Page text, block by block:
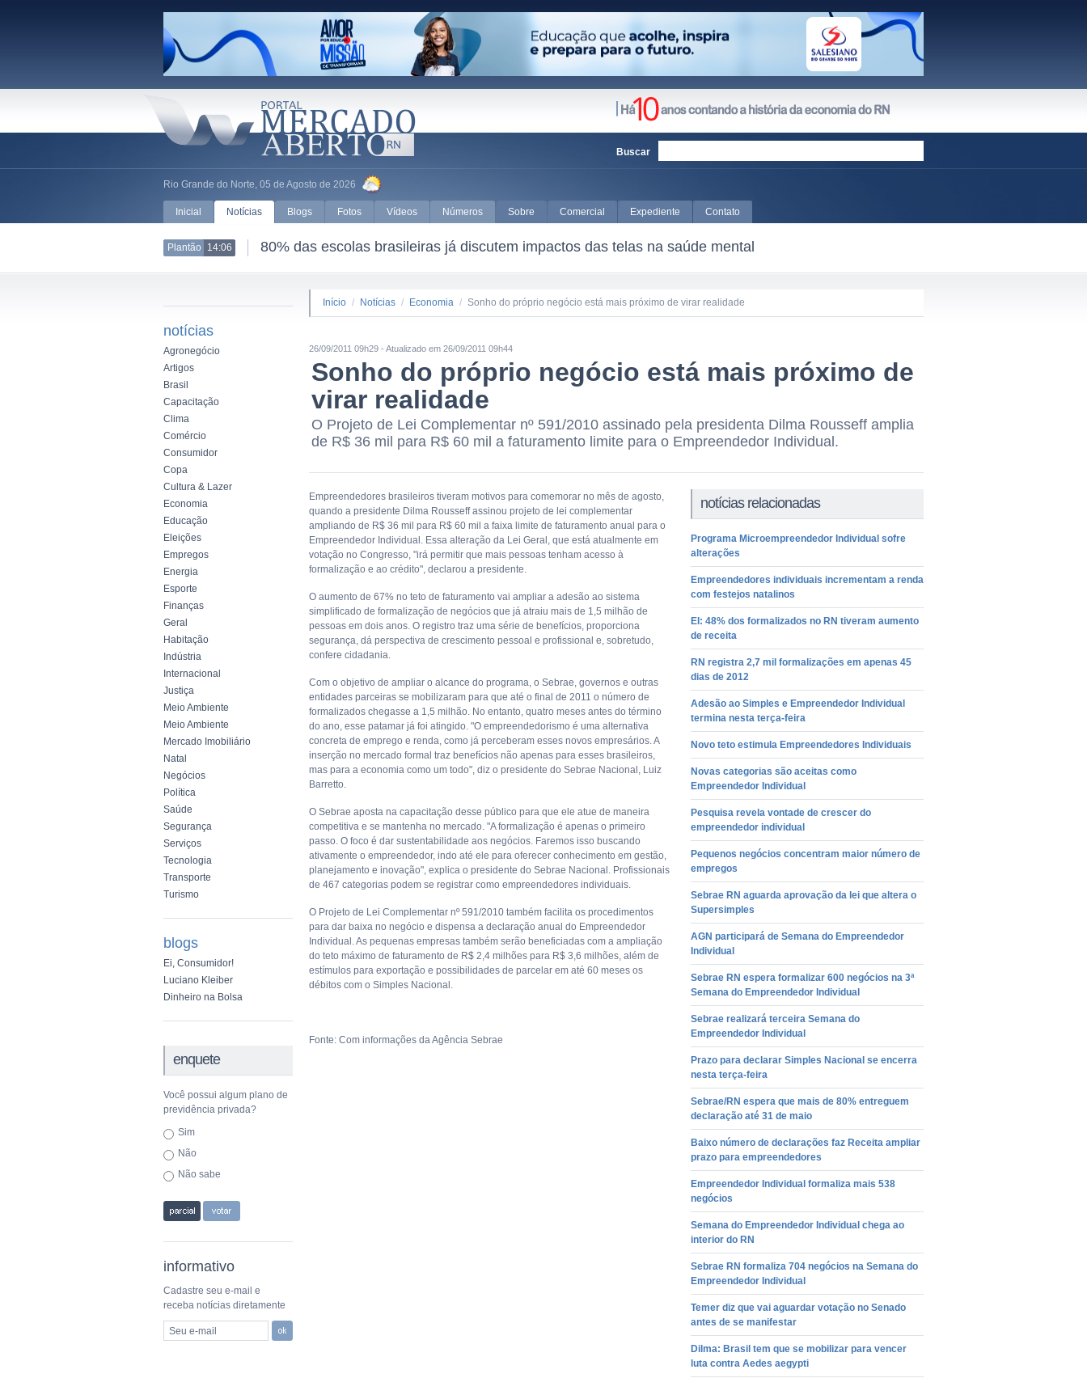
Rio Grande do Norte, 05 de Agosto de 2026
Buscar
Inicial Notícias Blogs Fotos Vídeos Números Sobre Comercial Expediente Contato
Plantão 14:06 80% das escolas brasileiras já discutem impactos das telas na saúde mental
notícias
Agronegócio
Artigos
Brasil
Capacitação
Clima
Comércio
Consumidor
Copa
Cultura & Lazer
Economia
Educação
Eleições
Empregos
Energia
Esporte
Finanças
Geral
Habitação
Indústria
Internacional
Justiça
Meio Ambiente
Meio Ambiente
Mercado Imobiliário
Natal
Negócios
Política
Saúde
Segurança
Serviços
Tecnologia
Transporte
Turismo
blogs
Ei, Consumidor!
Luciano Kleiber
Dinheiro na Bolsa
enquete
Você possui algum plano de
previdência privada?
Sim
Não
Não sabe
informativo
Cadastre seu e-mail e
receba notícias diretamente
Seu e-mail
Início / Notícias / Economia / Sonho do próprio negócio está mais próximo de virar realidade
26/09/2011 09h29 - Atualizado em 26/09/2011 09h44
Sonho do próprio negócio está mais próximo de
virar realidade
O Projeto de Lei Complementar nº 591/2010 assinado pela presidenta Dilma Rousseff amplia
de R$ 36 mil para R$ 60 mil a faturamento limite para o Empreendedor Individual.
notícias relacionadas
Programa Microempreendedor Individual sofre
alterações
Empreendedores individuais incrementam a renda
com festejos natalinos
EI: 48% dos formalizados no RN tiveram aumento
de receita
RN registra 2,7 mil formalizações em apenas 45
dias de 2012
Adesão ao Simples e Empreendedor Individual
termina nesta terça-feira
Novo teto estimula Empreendedores Individuais
Novas categorias são aceitas como
Empreendedor Individual
Pesquisa revela vontade de crescer do
empreendedor individual
Pequenos negócios concentram maior número de
empregos
Sebrae RN aguarda aprovação da lei que altera o
Supersimples
AGN participará de Semana do Empreendedor
Individual
Sebrae RN espera formalizar 600 negócios na 3ª
Semana do Empreendedor Individual
Sebrae realizará terceira Semana do
Empreendedor Individual
Prazo para declarar Simples Nacional se encerra
nesta terça-feira
Sebrae/RN espera que mais de 80% entreguem
declaração até 31 de maio
Baixo número de declarações faz Receita ampliar
prazo para empreendedores
Empreendedor Individual formaliza mais 538
negócios
Semana do Empreendedor Individual chega ao
interior do RN
Sebrae RN formaliza 704 negócios na Semana do
Empreendedor Individual
Temer diz que vai aguardar votação no Senado
antes de se manifestar
Dilma: Brasil tem que se mobilizar para vencer
luta contra Aedes aegypti
Empreendedores brasileiros tiveram motivos para comemorar no mês de agosto,
quando a presidente Dilma Rousseff assinou projeto de lei complementar
ampliando de R$ 36 mil para R$ 60 mil a faixa limite de faturamento anual para o
Empreendedor Individual. Essa alteração da Lei Geral, que está atualmente em
votação no Congresso, "irá permitir que mais pessoas tenham acesso à
formalização e ao crédito", declarou a presidente.
O aumento de 67% no teto de faturamento vai ampliar a adesão ao sistema
simplificado de formalização de negócios que já atraiu mais de 1,5 milhão de
pessoas em dois anos. O registro traz uma série de benefícios, proporciona
segurança, dá perspectiva de crescimento pessoal e profissional e, sobretudo,
confere cidadania.
Com o objetivo de ampliar o alcance do programa, o Sebrae, governos e outras
entidades parceiras se mobilizaram para que até o final de 2011 o número de
formalizados chegasse a 1,5 milhão. No entanto, quatro meses antes do término
do ano, esse patamar já foi atingido. "O empreendedorismo é uma alternativa
concreta de emprego e renda, como já perceberam esses novos empresários. A
inserção no mercado formal traz benefícios não apenas para esses brasileiros,
mas para a economia como um todo", diz o presidente do Sebrae Nacional, Luiz
Barretto.
O Sebrae aposta na capacitação desse público para que ele atue de maneira
competitiva e se mantenha no mercado. "A formalização é apenas o primeiro
passo. O foco é dar sustentabilidade aos negócios. Faremos isso buscando
ativamente o empreendedor, indo até ele para oferecer conhecimento em gestão,
planejamento e inovação", explica o presidente do Sebrae Nacional. Profissionais
de 467 categorias podem se registrar como empreendedores individuais.
O Projeto de Lei Complementar nº 591/2010 também facilita os procedimentos
para dar baixa no negócio e dispensa a declaração anual do Empreendedor
Individual. As pequenas empresas também serão beneficiadas com a ampliação
do teto máximo de faturamento de R$ 2,4 milhões para R$ 3,6 milhões, além de
estímulos para exportação e possibilidades de parcelar em até 60 meses os
débitos com o Simples Nacional.
Fonte: Com informações da Agência Sebrae